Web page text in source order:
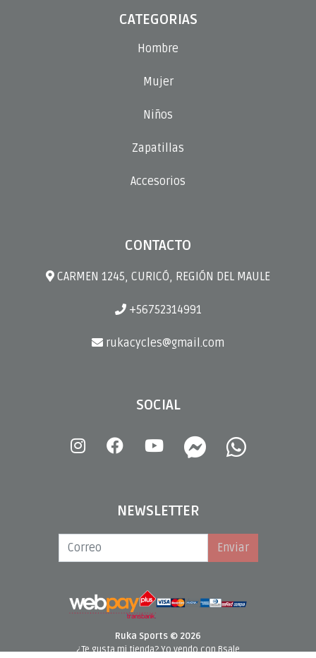
CATEGORIAS
Hombre
Mujer
Niños
Zapatillas
Accesorios
CONTACTO
CARMEN 1245, CURICÓ, REGIÓN DEL MAULE
+56752314991
rukacycles@gmail.com
SOCIAL
NEWSLETTER
Enviar
Ruka Sports © 2026
¿Te gusta mi tienda? Yo vendo conBsale